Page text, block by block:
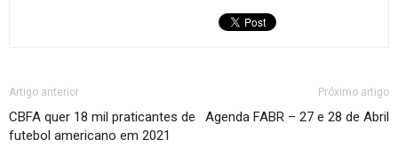
Artigo anterior
CBFA quer 18 mil praticantes de
futebol americano em 2021
Próximo artigo
Agenda FABR – 27 e 28 de Abril